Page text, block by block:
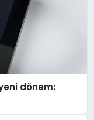
dönem: